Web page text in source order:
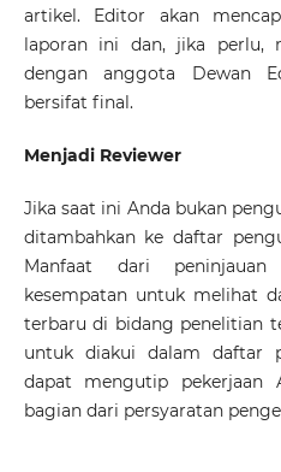
artikel. Editor akan
laporan ini dan, jika perlu,
dengan anggota Dewan
bersifat final.
Menjadi Reviewer
Jika saat ini Anda bukan
ditambahkan ke daftar
Manfaat dari
kesempatan untuk melihat
terbaru di bidang penelitian
untuk diakui dalam daftar
dapat mengutip pekerjaan
bagian dari persyaratan